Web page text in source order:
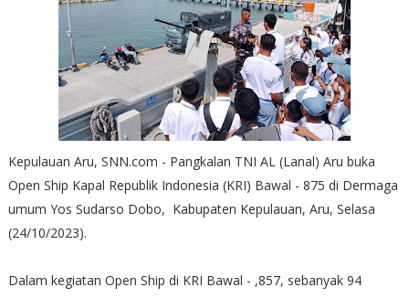
Kepulauan Aru, SNN.com - Pangkalan TNI AL (Lanal) Aru buka
Open Ship Kapal Republik Indonesia (KRI) Bawal - 875 di Dermaga
umum Yos Sudarso Dobo, Kabupaten Kepulauan, Aru, Selasa
(24/10/2023).
Dalam kegiatan Open Ship di KRI Bawal - ,857, sebanyak 94